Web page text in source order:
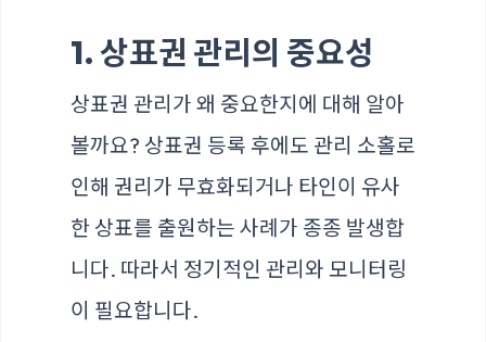
1. 상표권 관리의 중요성
상표권 관리가 왜 중요한지에 대해 알아
볼까요? 상표권 등록 후에도 관리 소홀로
인해 권리가 무효화되거나 타인이 유사
한 상표를 출원하는 사례가 종종 발생합
니다. 따라서 정기적인 관리와 모니터링
이 필요합니다.